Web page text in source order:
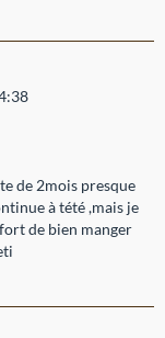
de 2mois presque
à tété ,mais je
de bien manger